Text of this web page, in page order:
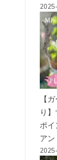
【
り
ポイ
ア